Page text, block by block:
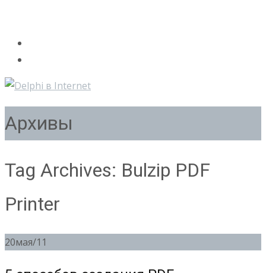
Архивы
Tag Archives: Bulzip PDF
Printer
20мая/11